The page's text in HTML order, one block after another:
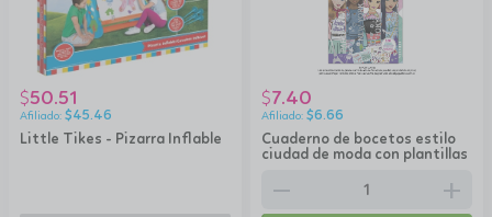
Little Tikes - Pizarra Inflable
$50.51
$45.46
Cuaderno de bocetos estilo
ciudad de moda con plantillas
$7.40
$6.66
remove add